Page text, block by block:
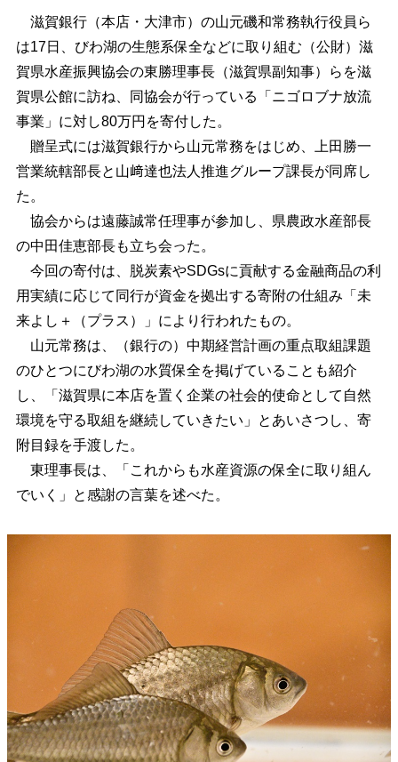
滋賀銀行（本店・大津市）の山元磯和常務執行役員ら
は17日、びわ湖の生態系保全などに取り組む（公財）滋
賀県水産振興協会の東勝理事長（滋賀県副知事）らを滋
賀県公館に訪ね、同協会が行っている「ニゴロブナ放流
事業」に対し80万円を寄付した。
贈呈式には滋賀銀行から山元常務をはじめ、上田勝一
営業統轄部長と山﨑達也法人推進グループ課長が同席し
た。
協会からは遠藤誠常任理事が参加し、県農政水産部長
の中田佳恵部長も立ち会った。
今回の寄付は、脱炭素やSDGsに貢献する金融商品の利
用実績に応じて同行が資金を拠出する寄附の仕組み「未
来よし＋（プラス）」により行われたもの。
山元常務は、（銀行の）中期経営計画の重点取組課題
のひとつにびわ湖の水質保全を掲げていることも紹介
し、「滋賀県に本店を置く企業の社会的使命として自然
環境を守る取組を継続していきたい」とあいさつし、寄
附目録を手渡した。
東理事長は、「これからも水産資源の保全に取り組ん
でいく」と感謝の言葉を述べた。